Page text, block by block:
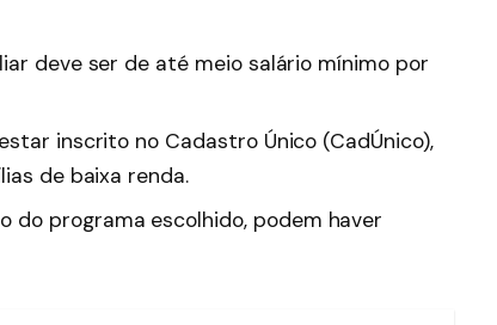
deve ser de até meio salário mínimo por
inscrito no Cadastro Único (CadÚnico),
de baixa renda.
do programa escolhido, podem haver